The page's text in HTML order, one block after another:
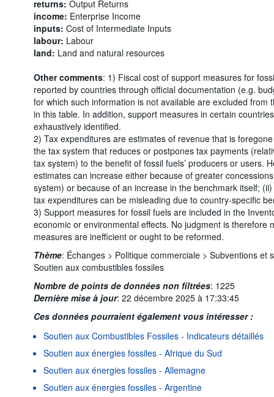
returns: Output Returns
income: Enterprise Income
inputs: Cost of Intermediate Inputs
labour: Labour
land: Land and natural resources
Other comments: 1) Fiscal cost of support measures for
reported by countries through official documentation (e.g.
for which such information is not available are excluded from
in this table. In addition, support measures in certain
exhaustively identified.
2) Tax expenditures are estimates of revenue that is
the tax system that reduces or postpones tax payments
tax system) to the benefit of fossil fuels’ producers or users.
estimates can increase either because of greater
system) or because of an increase in the benchmark itself;
tax expenditures can be misleading due to country-specific
3) Support measures for fossil fuels are included in the
economic or environmental effects. No judgment is therefore
measures are inefficient or ought to be reformed.
Thème: Échanges > Politique commerciale > Subventions et
Soutien aux combustibles fossiles
Nombre de points de données non filtrées: 1225
Dernière mise à jour: 22 décembre 2025 à 17:33:45
Ces données pourraient également vous intéresser :
Soutien aux Combustibles Fossiles - Indicateurs détaillés
Soutien aux énergies fossiles - Afrique du Sud
Soutien aux énergies fossiles - Allemagne
Soutien aux énergies fossiles - Argentine